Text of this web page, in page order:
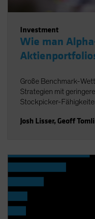
Investment
Wie man
Große Benchmark-
Strategien mit
Stockpicker-
Josh Lisser, Geoff